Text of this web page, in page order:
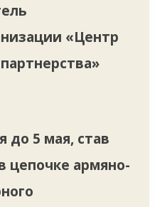
«Центр
до 5 мая, став
армяно-